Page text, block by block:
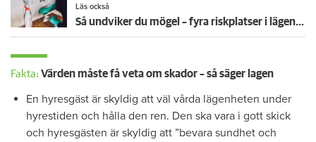
Läs också
Så undviker du mögel – fyra riskplatser i lägenheten: ”Måste städa bort”
Fakta: Värden måste få veta om skador – så säger lagen
En hyresgäst är skyldig att väl vårda lägenheten under
hyrestiden och hålla den ren. Den ska vara i gott skick
och hyresgästen är skyldig att ”bevara sundhet och